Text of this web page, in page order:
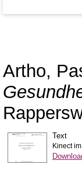
Artho,
Text
Kinect